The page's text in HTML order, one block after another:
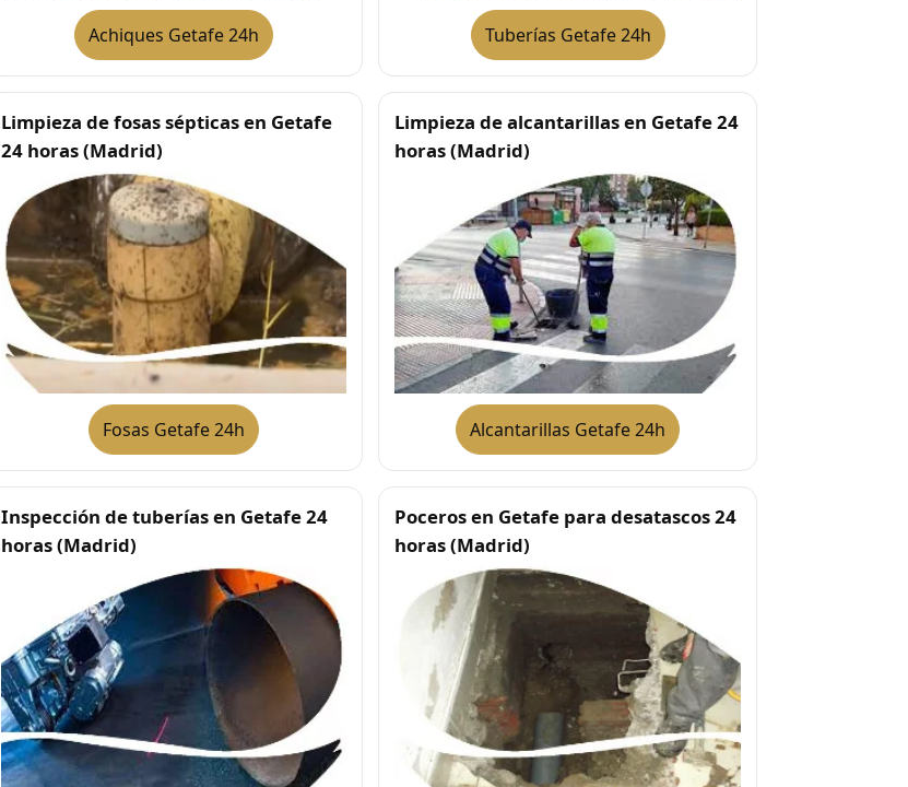
Achiques Getafe 24h Tuberías Getafe 24h
Limpieza de fosas sépticas en Getafe
24 horas (Madrid)
Fosas Getafe 24h
Limpieza de alcantarillas en Getafe 24
horas (Madrid)
Alcantarillas Getafe 24h
Inspección de tuberías en Getafe 24
horas (Madrid)
Poceros en Getafe para desatascos 24
horas (Madrid)